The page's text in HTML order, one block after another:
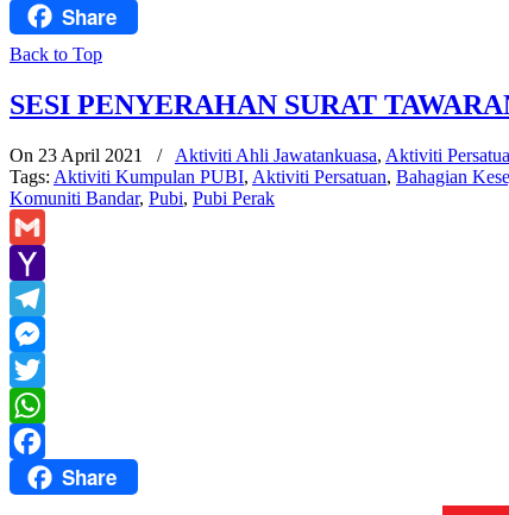
FacebookShare
Back to Top
SESI PENYERAHAN SURAT
On 23 April 2021 / Aktiviti Ahli Jawatankuasa, Aktiviti
Tags: Aktiviti Kumpulan PUBI, Aktiviti Persatuan, Bahagian
Komuniti Bandar, Pubi, Pubi Perak
Gmail
Yahoo
Mail
Telegram
Messenger
Twitter
WhatsApp
FacebookShare